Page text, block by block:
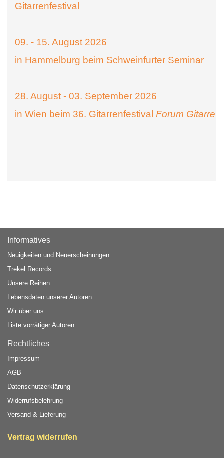
Gitarrenfestival
09. - 15. August 2026
in Hammelburg beim Schweinfurter Seminar
28. August - 03. September 2026
in Wien beim 36. Gitarrenfestival Forum Gitarre
Informatives
Neuigkeiten und Neuerscheinungen
Trekel Records
Unsere Reihen
Lebensdaten unserer Autoren
Wir über uns
Liste vorrätiger Autoren
Rechtliches
Impressum
AGB
Datenschutzerklärung
Widerrufsbelehrung
Versand & Lieferung
Vertrag widerrufen